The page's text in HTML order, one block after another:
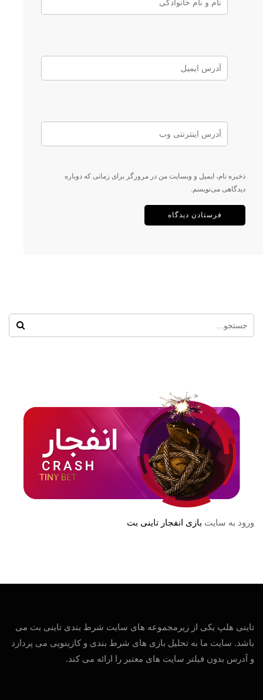
ذخیره نام، ایمیل و وبسایت من در مرورگر برای زمانی که دوباره
دیدگاهی می‌نویسم.
ورود به سایت بازی انفجار تاینی بت
تاینی هلپ یکی از زیرمجموعه های سایت شرط بندی تاینی بت می
باشد. سایت ما به تحلیل بازی های شرط بندی و کازینویی می پردازد
و آدرس بدون فیلتر سایت های معتبر را ارائه می کند.